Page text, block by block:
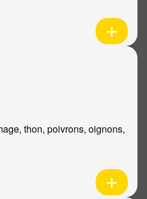
thon, poivrons, oignons,